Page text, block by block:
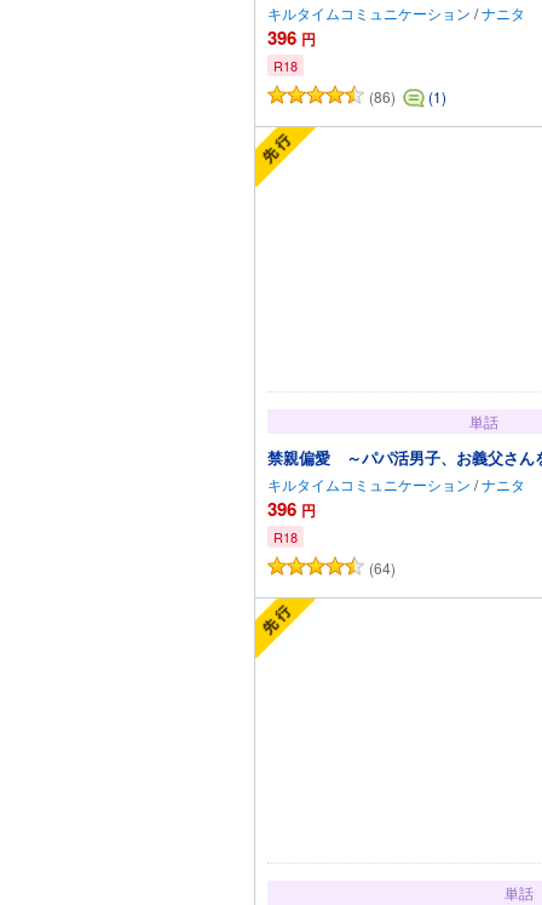
キルタイムコミュニケーション /ナニタ
396 円
R18
(86) (1)カートに追加
単話
禁親偏愛 ～パパ活男子、お義父さ
キルタイムコミュニケーション /ナニタ
396 円
R18
(64)
単話